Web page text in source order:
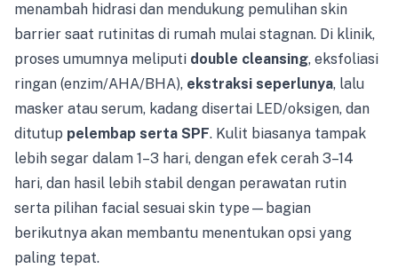
menambah hidrasi dan mendukung pemulihan skin
barrier saat rutinitas di rumah mulai stagnan. Di klinik,
proses umumnya meliputi double cleansing, eksfoliasi
ringan (enzim/AHA/BHA), ekstraksi seperlunya, lalu
masker atau serum, kadang disertai LED/oksigen, dan
ditutup pelembap serta SPF. Kulit biasanya tampak
lebih segar dalam 1–3 hari, dengan efek cerah 3–14
hari, dan hasil lebih stabil dengan perawatan rutin
serta pilihan facial sesuai skin type—bagian
berikutnya akan membantu menentukan opsi yang
paling tepat.